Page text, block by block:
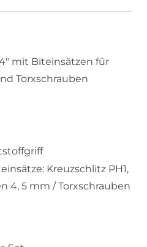
mit Biteinsätzen für
Torxschrauben
Kreuzschlitz PH1,
4, 5 mm / Torxschrauben